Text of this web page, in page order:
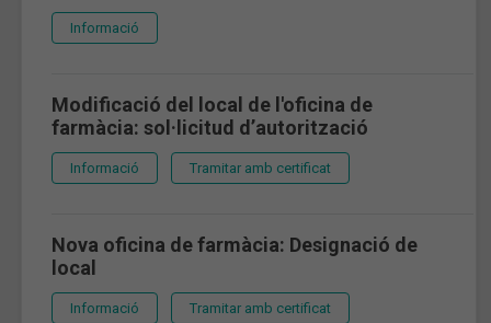
Informació
Modificació del local de l'oficina de
farmàcia: sol·licitud d’autorització
Informació Tramitar amb certificat
Nova oficina de farmàcia: Designació de
local
Informació Tramitar amb certificat